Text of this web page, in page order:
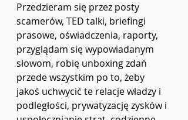
Przedzieram się przez posty
scamerów, TED talki, briefingi
prasowe, oświadczenia, raporty,
przyglądam się wypowiadanym
słowom, robię unboxing zdań
przede wszystkim po to, żeby
jakoś uchwycić te relacje władzy i
podległości, prywatyzację zysków i